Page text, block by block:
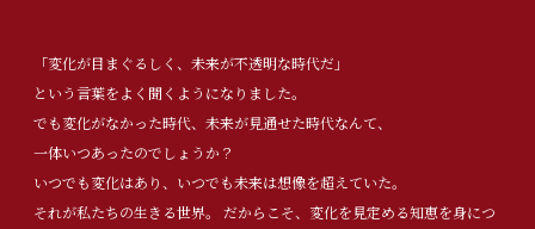
「変化が目まぐるしく、未来が不透明な時代だ」
という言葉をよく聞くようになりました。
でも変化がなかった時代、未来が見通せた時代なんて、
一体いつあったのでしょうか？
いつでも変化はあり、いつでも未来は想像を超えていた。
それが私たちの生きる世界。 だからこそ、変化を見定める知恵を身につ